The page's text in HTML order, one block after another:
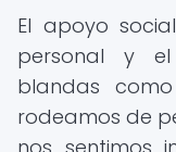
El apoyo
personal y el
blandas
rodeamos de